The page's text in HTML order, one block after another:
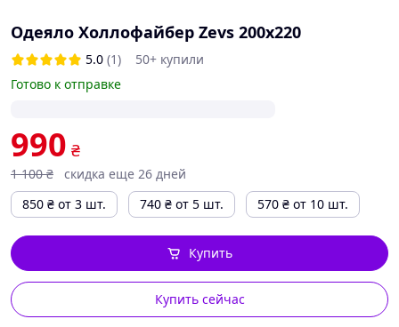
Одеяло Холлофайбер Zevs 200х220
5.0 (1)
50+ купили
Готово к отправке
990 ₴
1 100 ₴
скидка еще 26 дней
850 ₴ от 3 шт. 740 ₴ от 5 шт. 570 ₴ от 10 шт.
Купить сейчас
Купить